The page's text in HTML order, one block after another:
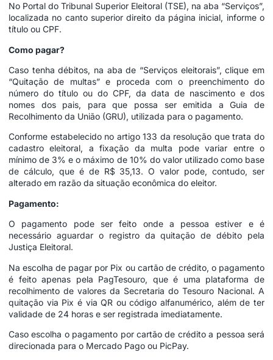
No Portal do Tribunal Superior Eleitoral (TSE), na aba “Serviços”,
localizada no canto superior direito da página inicial, informe o
título ou CPF.
Como pagar?
Caso tenha débitos, na aba de “Serviços eleitorais”, clique em
“Quitação de multas” e proceda com o preenchimento do
número do título ou do CPF, da data de nascimento e dos
nomes dos pais, para que possa ser emitida a Guia de
Recolhimento da União (GRU), utilizada para o pagamento.
Conforme estabelecido no artigo 133 da resolução que trata do
cadastro eleitoral, a fixação da multa pode variar entre o
mínimo de 3% e o máximo de 10% do valor utilizado como base
de cálculo, que é de R$ 35,13. O valor pode, contudo, ser
alterado em razão da situação econômica do eleitor.
Pagamento:
O pagamento pode ser feito onde a pessoa estiver e é
necessário aguardar o registro da quitação de débito pela
Justiça Eleitoral.
Na escolha de pagar por Pix ou cartão de crédito, o pagamento
é feito apenas pela PagTesouro, que é uma plataforma de
recolhimento de valores da Secretaria do Tesouro Nacional. A
quitação via Pix é via QR ou código alfanumérico, além de ter
validade de 24 horas e ser registrada imediatamente.
Caso escolha o pagamento por cartão de crédito a pessoa será
direcionada para o Mercado Pago ou PicPay.